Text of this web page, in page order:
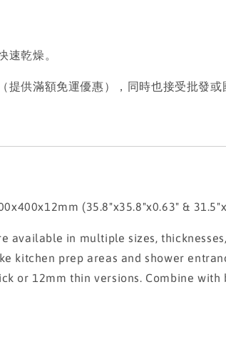
速乾燥。
供滿額免運優惠），同時也接受批發或
(35.8"x35.8"x0.63" &
available in multiple sizes,
kitchen prep areas and shower
or 12mm thin versions. Combine